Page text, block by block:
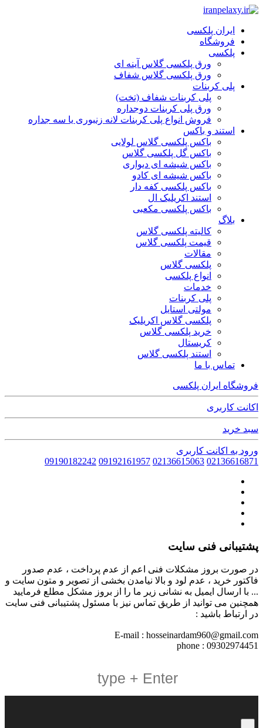
ایران پلکسی
فروشگاه
پلکسی
ورق پلکسی گلاس آینه ای
ورق پلکسی گلاس شفاف
پلی کربنات
پلی کربنات شفاف (تخت)
ورق پلی کربنات دوجداره
فروش انواع پلی کربنات لانه زنبوری یا سه جداره
استند و باکس
باکس پلکسی گلاس لولایی
باکس گل پلکسی گلاس
باکس شیشه ای دیواری
باکس شیشه ای کادو
باکس پلکسی کفه دار
استند اکریلیک ال
باکس پلکسی مکعبی
بلاگ
کالیته پلکسی گلاس
قیمت پلکسی گلاس
مقالات
پلکسی گلاس
انواع پلکسی
خدمات
پلی کربنات
مولتی استایل
پلکسی گلاس اکریلیک
خرید پلکسی گلاس
کریستال
استند پلکسی گلاس
تماس با ما
فروشگاه ایران پلکسی
اکانت کاربری
سبد خرید
ورود به اکانت کاربری
02136616871
02136615063
09192161957
09190182242
پشتیبانی فنی سایت
در صورت بروز مشکلات فنی اعم از عدم پرداخت ، عدم صدور
فاکتور خرید ، عدم لود و بالا نیامدن بخشی از تصویر و متون سایت و
... با ارسال ایمیل به نشانی زیر ما را از بروز مشکل مطلع فرمایید
همچنین می توانید از طریق تماس نیز با مسئول پشتیبانی فنی سایت
در ارتباط باشید :
E-mail : hosseinardam960@gmail.com
phone : 09302974451